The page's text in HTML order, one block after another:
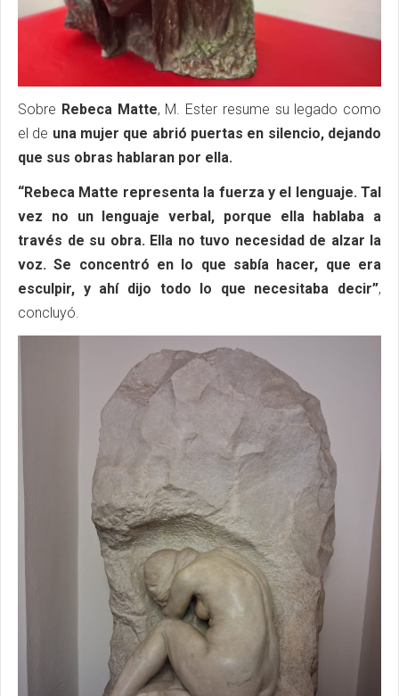
Sobre Rebeca Matte, M. Ester resume su legado como
el de una mujer que abrió puertas en silencio, dejando
que sus obras hablaran por ella.
“Rebeca Matte representa la fuerza y el lenguaje. Tal
vez no un lenguaje verbal, porque ella hablaba a
través de su obra. Ella no tuvo necesidad de alzar la
voz. Se concentró en lo que sabía hacer, que era
esculpir, y ahí dijo todo lo que necesitaba decir”,
concluyó.